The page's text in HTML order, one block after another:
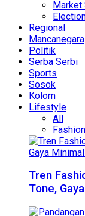
Market
Regional
Mancanegara
Politik
Serba Serbi
Sports
Sosok
Kolom
Lifestyle
All
Fashion
Tren
Tone,